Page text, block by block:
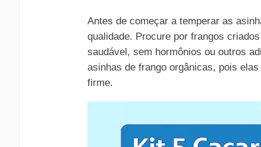
Antes de começar a temperar as
qualidade. Procure por frangos
saudável, sem hormônios ou outros
asinhas de frango orgânicas, pois
firme.